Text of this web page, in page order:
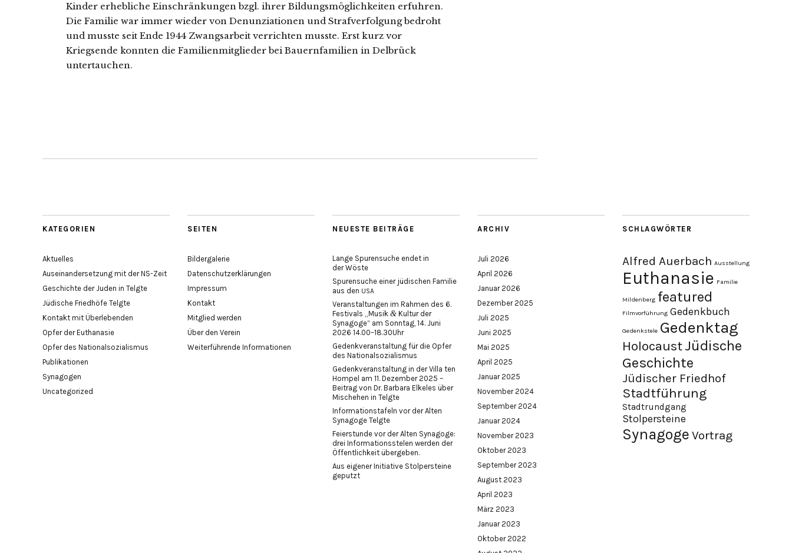
Kinder erheb­li­che Einschränkungen bzgl. ihrer Bildungsmöglichkeiten erfuh­ren.
Die Familie war immer wie­der von Denunziationen und Strafverfolgung bedroht
und muss­te seit Ende 1944 Zwangsarbeit ver­rich­ten muss­te. Erst kurz vor
Kriegsende konn­ten die Familienmitglieder bei Bauernfamilien in Delbrück
untertauchen.
KATEGORIEN
Aktuelles
Auseinandersetzung mit der NS-Zeit
Geschichte der Juden in Telgte
Jüdische Friedhöfe Telgte
Kontakt mit Überlebenden
Opfer der Euthanasie
Opfer des Nationalsozialismus
Publikationen
Synagogen
Uncategorized
SEITEN
Bildergalerie
Datenschutzerklärungen
Impressum
Kontakt
Mitglied werden
Über den Verein
Weiterführende Informationen
NEUESTE BEITRÄGE
Lange Spurensuche endet in
der Wöste
Spurensuche einer jüdischen Familie
aus den USA
Veranstaltungen im Rahmen des 6.
Festivals „Musik & Kultur der
Synagoge“ am Sonntag, 14. Juni
2026 14.00–18.30Uhr
Gedenkveranstaltung für die Opfer
des Nationalsozialismus
Gedenkveranstaltung in der Villa ten
Hompel am 11. Dezember 2025 –
Beitrag von Dr. Barbara Elkeles über
Mischehen in Telgte
Informationstafeln vor der Alten
Synagoge Telgte
Feierstunde vor der Alten Synagoge:
drei Informationsstelen werden der
Öffentlichkeit übergeben.
Aus eigener Initiative Stolpersteine
geputzt
ARCHIV
Juli 2026
April 2026
Januar 2026
Dezember 2025
Juli 2025
Juni 2025
Mai 2025
April 2025
Januar 2025
November 2024
September 2024
Januar 2024
November 2023
Oktober 2023
September 2023
August 2023
April 2023
März 2023
Januar 2023
Oktober 2022
SCHLAGWÖRTER
Alfred Auerbach Ausstellung
Euthanasie Familie
Mildenberg featured
Filmvorführung Gedenkbuch
Gedenkstele Gedenktag
HolocaustJüdische
Geschichte
Jüdischer Friedhof
Stadtführung
Stadtrundgang
Stolpersteine
Synagoge Vortrag